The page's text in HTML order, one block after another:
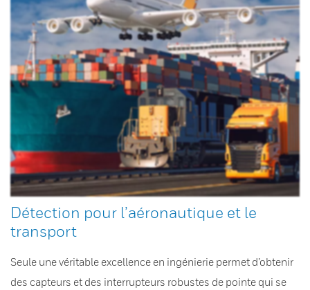
Détection pour l’aéronautique et le
transport
Seule une véritable excellence en ingénierie permet d’obtenir
des capteurs et des interrupteurs robustes de pointe qui se